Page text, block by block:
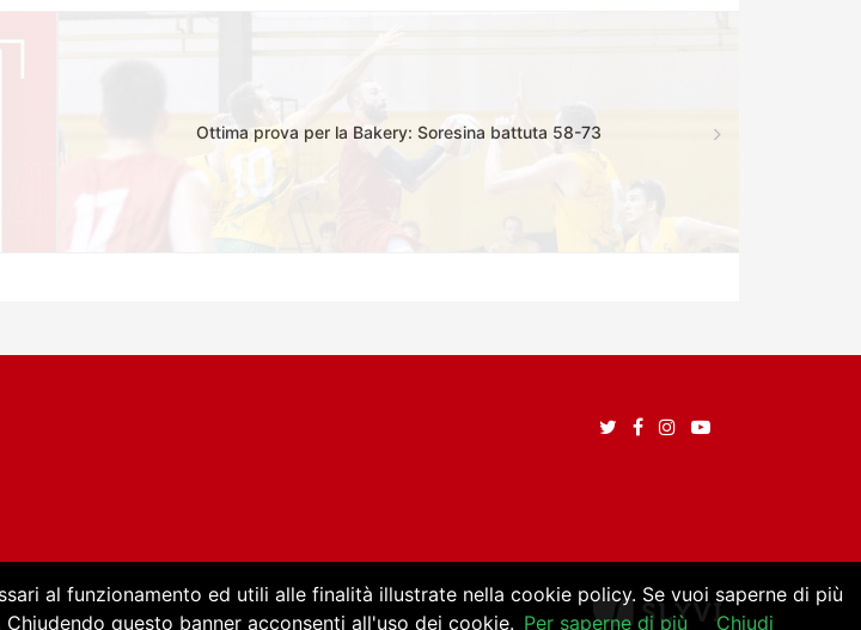
Ottima prova per la Bakery: Soresina battuta 58-73
al funzionamento ed utili alle finalità illustrate nella cookie policy. Se vuoi saperne di più
questo banner acconsenti all'uso dei cookie. Per saperne di più Chiudi